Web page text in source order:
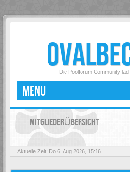
Die Poolforum Community läd
MENU
MITGLIEDERÜBERSICHT
Aktuelle Zeit: Do 6. Aug 2026, 15:16